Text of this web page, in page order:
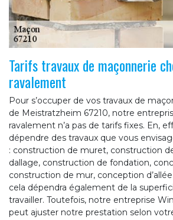
Tarifs travaux de maçonnerie
ravalement
Pour s’occuper de vos travaux de
de Meistratzheim 67210, notre
ravalement n’a pas de tarifs fixes. En,
dépendre des travaux que vous
: construction de muret, construction
dallage, construction de fondation,
construction de mur, conception
cela dépendra également de la
travailler. Toutefois, notre entreprise
peut ajuster notre prestation selon